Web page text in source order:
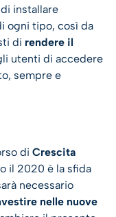
installare
ogni tipo, così da
di rendere il
utenti di accedere
sempre e
di Crescita
il 2020 è la sfida
necessario
nelle nuove